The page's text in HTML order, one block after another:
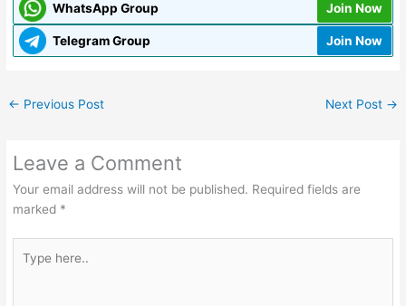
WhatsApp Group Join Now
Telegram Group Join Now
← Previous Post Next Post →
Leave a Comment
Your email address will not be published. Required fields are
marked *
here..